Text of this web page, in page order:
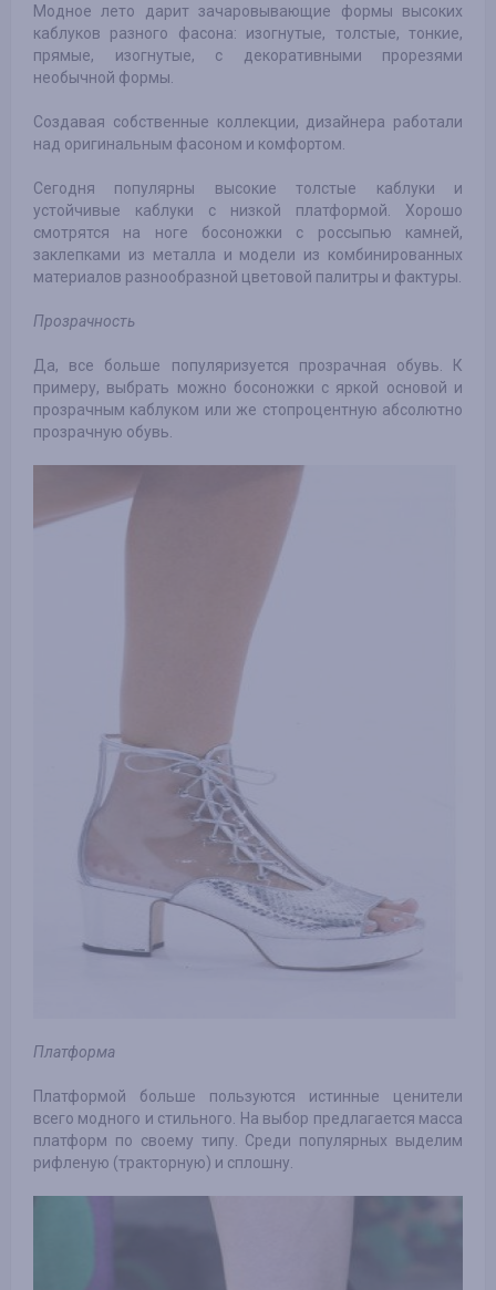
Модное лето дарит зачаровывающие формы высоких
каблуков разного фасона: изогнутые, толстые, тонкие,
прямые, изогнутые, с декоративными прорезями
необычной формы.
Создавая собственные коллекции, дизайнера работали
над оригинальным фасоном и комфортом.
Сегодня популярны высокие толстые каблуки и
устойчивые каблуки с низкой платформой. Хорошо
смотрятся на ноге босоножки с россыпью камней,
заклепками из металла и модели из комбинированных
материалов разнообразной цветовой палитры и фактуры.
Прозрачность
Да, все больше популяризуется прозрачная обувь. К
примеру, выбрать можно босоножки с яркой основой и
прозрачным каблуком или же стопроцентную абсолютно
прозрачную обувь.
Платформа
Платформой больше пользуются истинные ценители
всего модного и стильного. На выбор предлагается масса
платформ по своему типу. Среди популярных выделим
рифленую (тракторную) и сплошну.